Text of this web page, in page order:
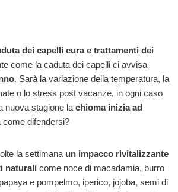
dei capelli cura e trattamenti dei
come la caduta dei capelli ci avvisa
. Sarà la variazione della temperatura, la
o lo stress post vacanze, in ogni caso
nuova stagione la chioma inizia ad
come difendersi?
la settimana un impacco rivitalizzante
naturali come noce di macadamia, burro
e pompelmo, iperico, jojoba, semi di